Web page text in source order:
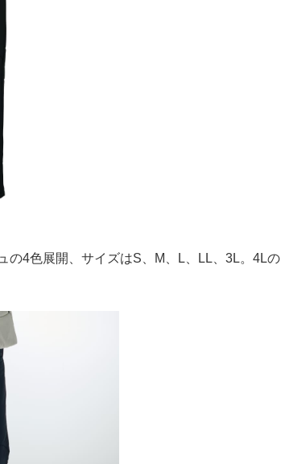
の4色展開、サイズはS、M、L、LL、3L。4Lの